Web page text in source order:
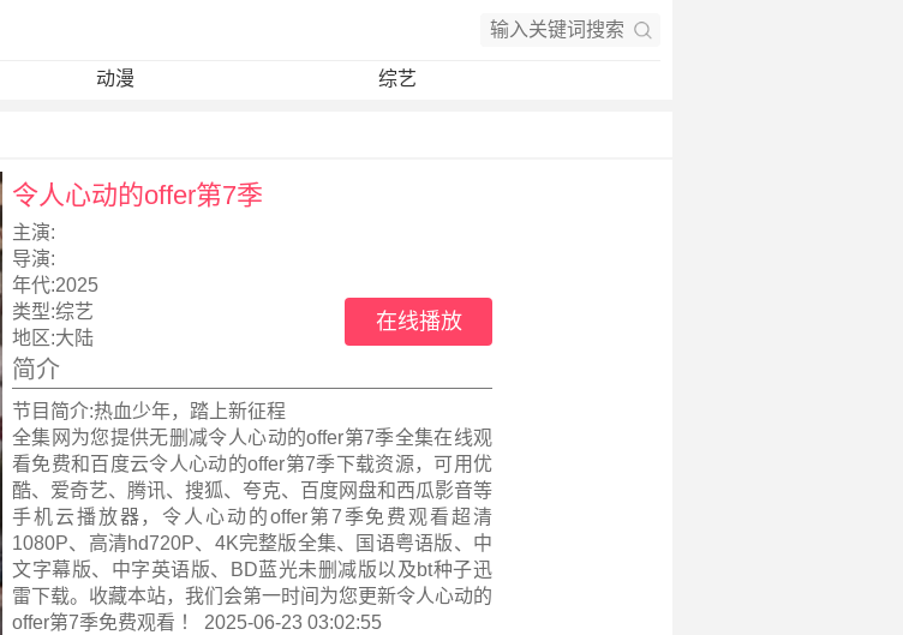
动漫 综艺
令人心动的offer第7季
主演:
导演:
年代:2025
类型:综艺
地区:大陆
在线播放
简介
节目简介:热血少年，踏上新征程
全集网为您提供无删减令人心动的offer第7季全集在线观
看免费和百度云令人心动的offer第7季下载资源，可用优
酷、爱奇艺、腾讯、搜狐、夸克、百度网盘和西瓜影音等
手机云播放器，令人心动的offer第7季免费观看超清
1080P、高清hd720P、4K完整版全集、国语粤语版、中
文字幕版、中字英语版、BD蓝光未删减版以及bt种子迅
雷下载。收藏本站，我们会第一时间为您更新令人心动的
offer第7季免费观看 ！ 2025-06-23 03:02:55